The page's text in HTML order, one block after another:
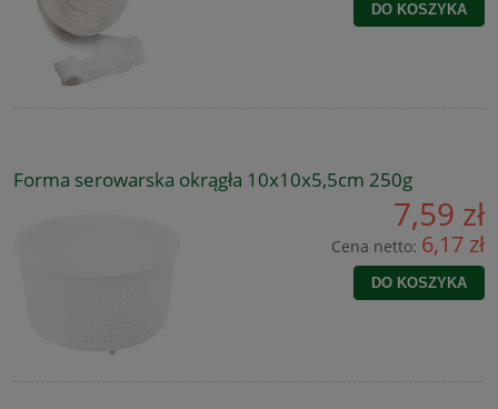
DO KOSZYKA
Forma serowarska okrągła 10x10x5,5cm 250g
7,59 zł
Cena netto: 6,17 zł
DO KOSZYKA